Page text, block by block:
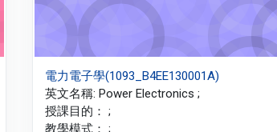
電力電子學(1093_B4EE130001A)
英文名稱: Power Electronics ;
授課目的： ;
教學模式： ;